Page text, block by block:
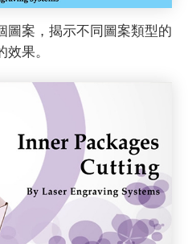
圖案，揭示不同圖案類型的
果。